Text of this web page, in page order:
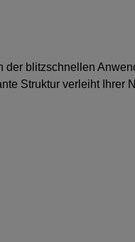
blitzschnellen
Struktur verleiht Ihrer